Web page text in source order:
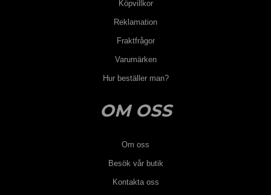
Köpvillkor
Reklamation
Fraktfrågor
Varumärken
Hur beställer man?
OM OSS
Om oss
Besök vår butik
Kontakta oss